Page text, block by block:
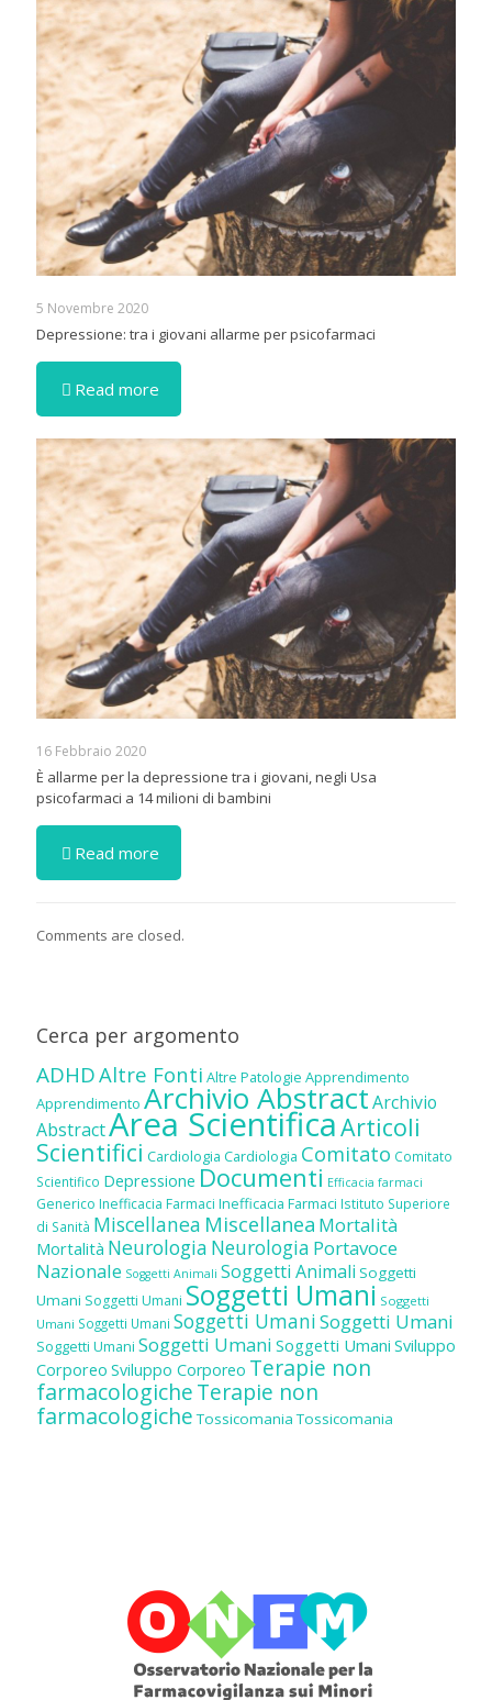
5 Novembre 2020
Depressione: tra i giovani allarme per psicofarmaci
Read more
16 Febbraio 2020
È allarme per la depressione tra i giovani, negli Usa
psicofarmaci a 14 milioni di bambini
Read more
Comments are closed.
Cerca per argomento
ADHDAltre Fonti Altre Patologie Apprendimento
Apprendimento Archivio AbstractArchivio
AbstractArea ScientificaArticoli
Scientifici Cardiologia Cardiologia Comitato Comitato
Scientifico Depressione Documenti Efficacia farmaci
Generico Inefficacia Farmaci Inefficacia Farmaci Istituto Superiore
di Sanità Miscellanea Miscellanea Mortalità
Mortalità Neurologia Neurologia Portavoce
Nazionale Soggetti Animali Soggetti Animali Soggetti
Umani Soggetti Umani Soggetti Umani Soggetti
Umani Soggetti Umani Soggetti UmaniSoggetti Umani
Soggetti Umani Soggetti Umani Soggetti Umani Sviluppo
Corporeo Sviluppo Corporeo Terapie non
farmacologicheTerapie non
farmacologiche Tossicomania Tossicomania